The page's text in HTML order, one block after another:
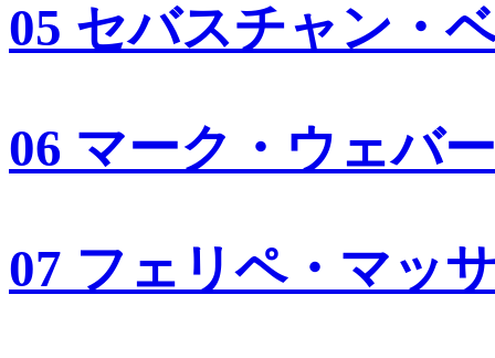
05 セバスチャン・
06 マーク・ウェバー
07 フェリペ・マッ